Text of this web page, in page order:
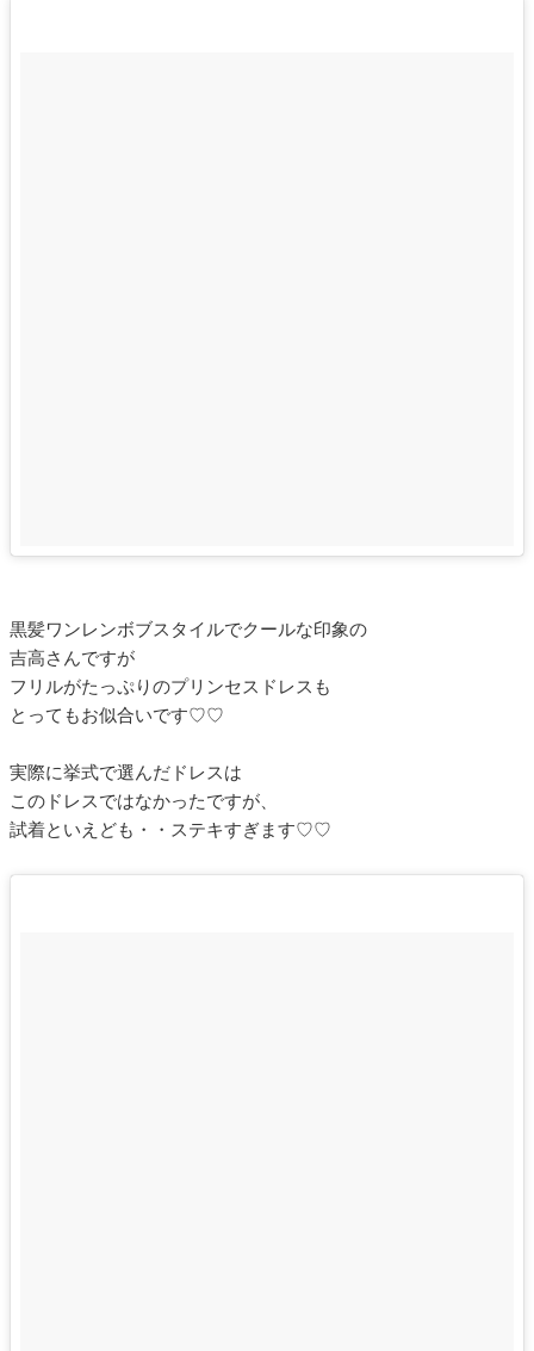
黒髪ワンレンボブスタイルでクールな印象の
吉高さんですが
フリルがたっぷりのプリンセスドレスも
とってもお似合いです♡♡
実際に挙式で選んだドレスは
このドレスではなかったですが、
試着といえども・・ステキすぎます♡♡